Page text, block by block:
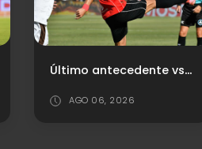
Último antecedente vs. Platense
AGO 06, 2026